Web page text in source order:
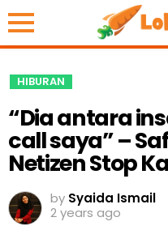
HIBURAN
“Dia antara
call saya” –
Netizen Stop
by Syaida Ismail
2 years ago